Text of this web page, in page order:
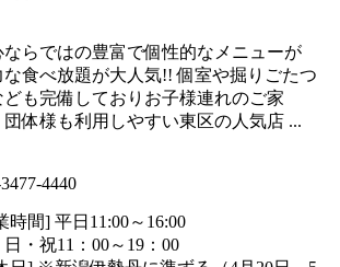
ならではの豊富で個性的なメニューが
な食べ放題が大人気!! 個室や掘りごたつ
ども完備しておりお子様連れのご家
団体様も利用しやすい東区の人気店 ...
4440
時間] 平日11:00～16:00
日・祝11：00～19：00